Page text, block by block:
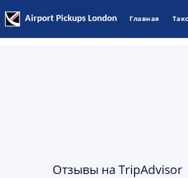
Airport Pickups London Главная
Отзывы на TripAdvisor